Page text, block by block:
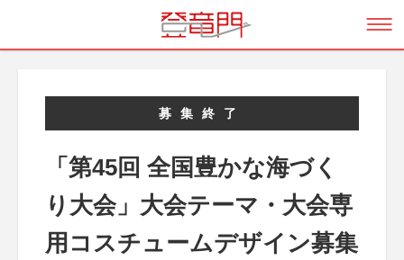
募集終了
「第45回 全国豊かな海づく
り大会」大会テーマ・大会専
用コスチュームデザイン募集